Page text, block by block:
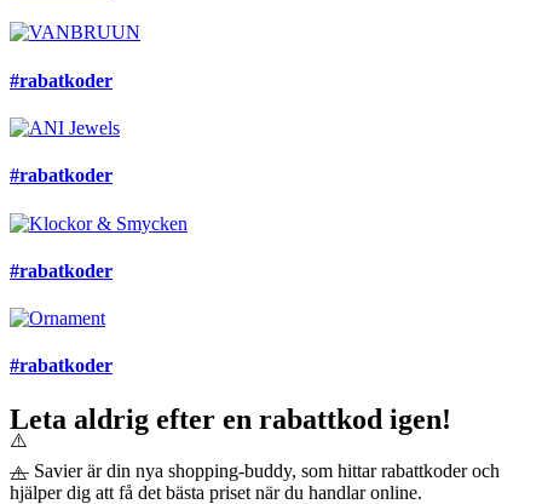
#rabatkoder
#rabatkoder
#rabatkoder
#rabatkoder
Leta aldrig efter en rabattkod igen!
— Savier är din nya shopping-buddy, som hittar rabattkoder och
hjälper dig att få det bästa priset när du handlar online.